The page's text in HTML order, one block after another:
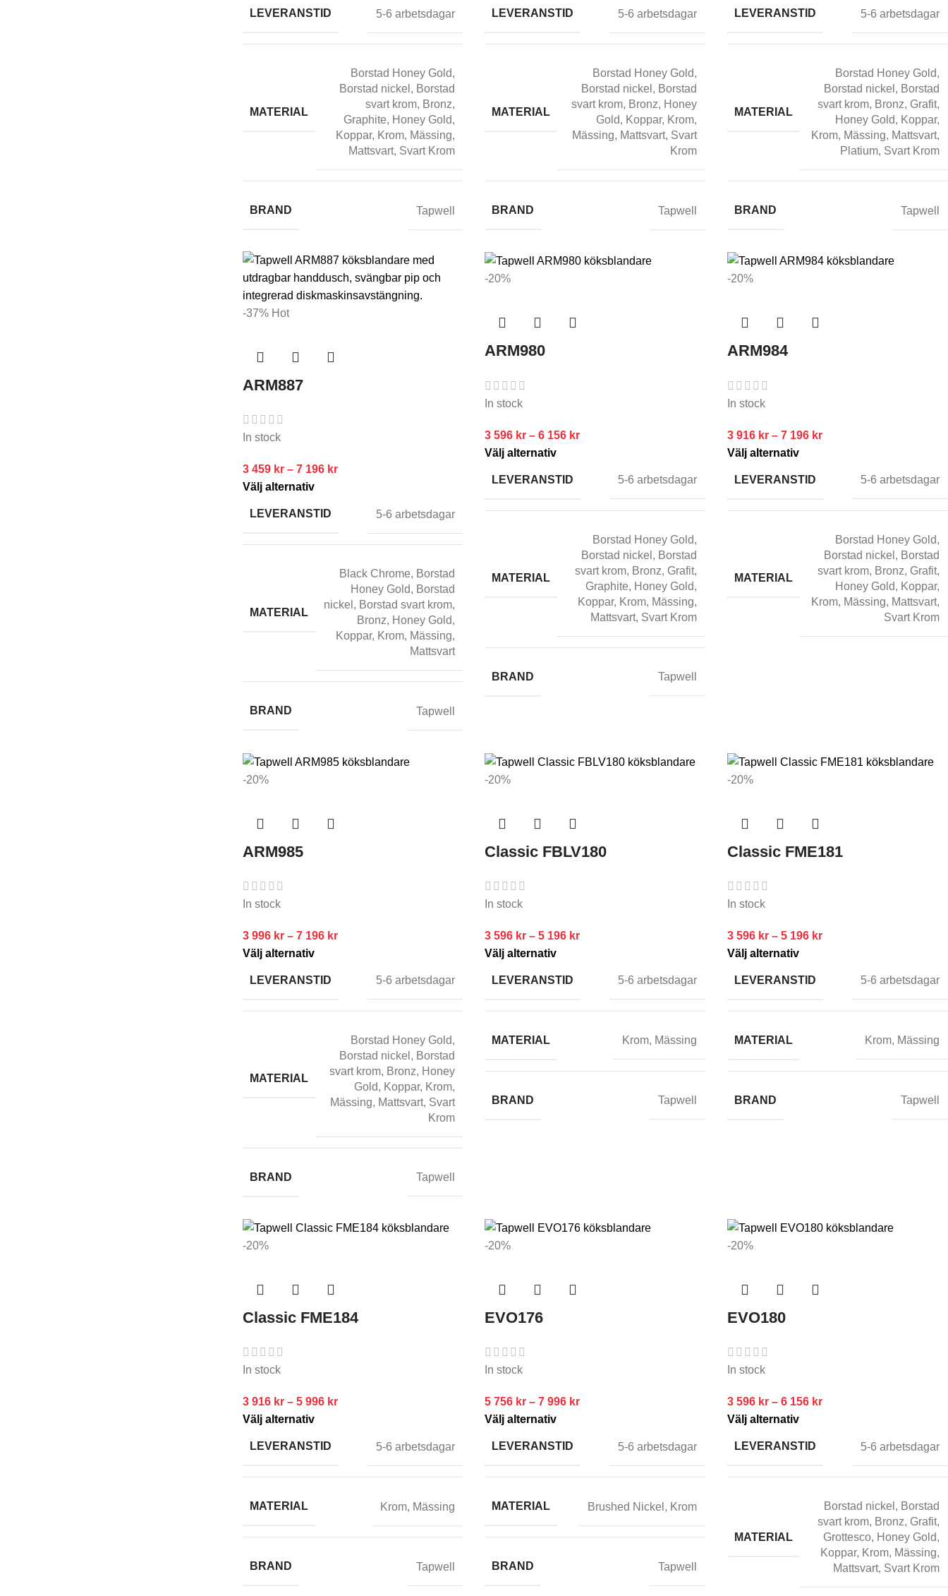
LEVERANSTID 5-6 arbetsdagar
MATERIAL
Borstad Honey Gold,
Borstad nickel , Borstad
svart krom, Bronz,
Graphite, Honey Gold,
Koppar, Krom, Mässing,
Mattsvart, Svart Krom
BRAND Tapwell
LEVERANSTID 5-6 arbetsdagar
MATERIAL
Borstad Honey Gold,
Borstad nickel , Borstad
svart krom, Bronz, Honey
Gold, Koppar, Krom,
Mässing, Mattsvart, Svart
Krom
BRAND Tapwell
LEVERANSTID 5-6 arbetsdagar
MATERIAL
Borstad Honey Gold,
Borstad nickel , Borstad
svart krom, Bronz, Grafit,
Honey Gold, Koppar,
Krom, Mässing, Mattsvart,
Platium, Svart Krom
BRAND Tapwell
-37% Hot
ARM887
In stock
3 459 kr – 7 196 kr
Välj alternativ
LEVERANSTID 5-6 arbetsdagar
MATERIAL
Black Chrome, Borstad
Honey Gold, Borstad
nickel , Borstad svart krom,
Bronz, Honey Gold,
Koppar, Krom, Mässing,
Mattsvart
BRAND Tapwell
-20%
ARM980
In stock
3 596 kr – 6 156 kr
Välj alternativ
LEVERANSTID 5-6 arbetsdagar
MATERIAL
Borstad Honey Gold,
Borstad nickel , Borstad
svart krom, Bronz, Grafit,
Graphite, Honey Gold,
Koppar, Krom, Mässing,
Mattsvart, Svart Krom
BRAND Tapwell
-20%
ARM984
In stock
3 916 kr – 7 196 kr
Välj alternativ
LEVERANSTID 5-6 arbetsdagar
MATERIAL
Borstad Honey Gold,
Borstad nickel , Borstad
svart krom, Bronz, Grafit,
Honey Gold, Koppar,
Krom, Mässing, Mattsvart,
Svart Krom
-20%
ARM985
In stock
3 996 kr – 7 196 kr
Välj alternativ
LEVERANSTID 5-6 arbetsdagar
MATERIAL
Borstad Honey Gold,
Borstad nickel , Borstad
svart krom, Bronz, Honey
Gold, Koppar, Krom,
Mässing, Mattsvart, Svart
Krom
BRAND Tapwell
-20%
Classic FBLV180
In stock
3 596 kr – 5 196 kr
Välj alternativ
LEVERANSTID 5-6 arbetsdagar
MATERIAL Krom, Mässing
BRAND Tapwell
-20%
Classic FME181
In stock
3 596 kr – 5 196 kr
Välj alternativ
LEVERANSTID 5-6 arbetsdagar
MATERIAL Krom, Mässing
BRAND Tapwell
-20%
Classic FME184
In stock
3 916 kr – 5 996 kr
Välj alternativ
LEVERANSTID 5-6 arbetsdagar
MATERIAL Krom, Mässing
BRAND Tapwell
-20%
EVO176
In stock
5 756 kr – 7 996 kr
Välj alternativ
LEVERANSTID 5-6 arbetsdagar
MATERIAL Brushed Nickel , Krom
BRAND Tapwell
-20%
EVO180
In stock
3 596 kr – 6 156 kr
Välj alternativ
LEVERANSTID 5-6 arbetsdagar
MATERIAL
Borstad nickel , Borstad
svart krom, Bronz, Grafit,
Grottesco, Honey Gold,
Koppar, Krom, Mässing,
Mattsvart, Svart Krom